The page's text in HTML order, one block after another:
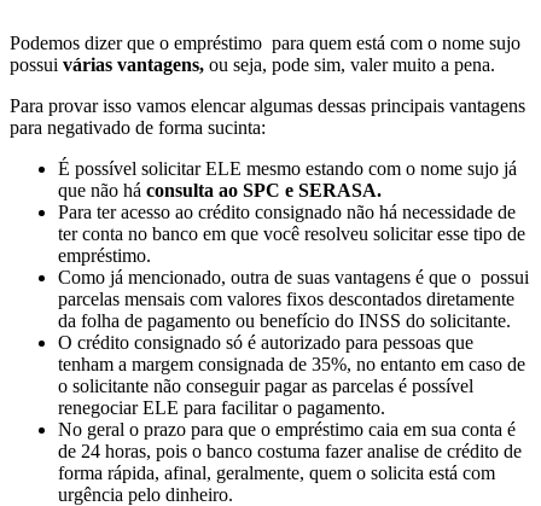
Podemos dizer que o empréstimo para quem está com o nome sujo
possui várias vantagens, ou seja, pode sim, valer muito a pena.
Para provar isso vamos elencar algumas dessas principais vantagens
para negativado de forma sucinta:
É possível solicitar ELE mesmo estando com o nome sujo já
que não há consulta ao SPC e SERASA.
Para ter acesso ao crédito consignado não há necessidade de
ter conta no banco em que você resolveu solicitar esse tipo de
empréstimo.
Como já mencionado, outra de suas vantagens é que o possui
parcelas mensais com valores fixos descontados diretamente
da folha de pagamento ou benefício do INSS do solicitante.
O crédito consignado só é autorizado para pessoas que
tenham a margem consignada de 35%, no entanto em caso de
o solicitante não conseguir pagar as parcelas é possível
renegociar ELE para facilitar o pagamento.
No geral o prazo para que o empréstimo caia em sua conta é
de 24 horas, pois o banco costuma fazer analise de crédito de
forma rápida, afinal, geralmente, quem o solicita está com
urgência pelo dinheiro.